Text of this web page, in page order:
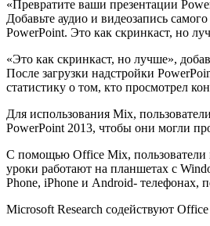
«Превратите ваши презентации
Добавьте аудио и видеозапись
PowerPoint. Это как скринкаст, но
«Это как скринкаст, но лучше»,
После загрузки надстройки
статистику о том, кто просмотрел
Для использования Mix,
PowerPoint 2013, чтобы они могли
С помощью Office Mix, пользователи
уроки работают на планшетах с
Phone, iPhone и Android- телефонах,
Microsoft Research содействуют